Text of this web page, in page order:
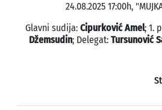
24.08.2025 17:00h,
Glavni sudija: Cipurković Amel; 1.
Džemsudin; Delegat: Tursunović